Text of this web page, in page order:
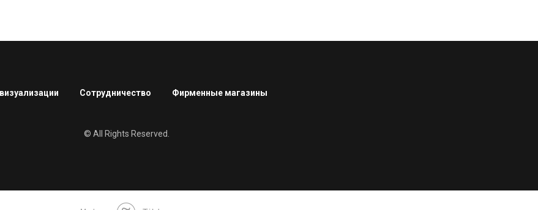
Сотрудничество Фирменные магазины
© All Rights Reserved.